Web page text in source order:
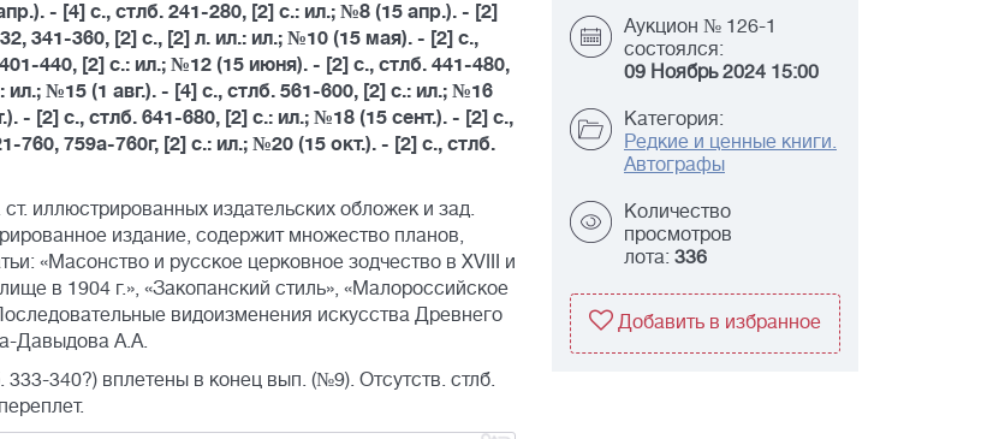
- [4] с., стлб. 241-280, [2] с.: ил.; №8 (15 апр.). - [2]
341-360, [2] с., [2] л. ил.: ил.; №10 (15 мая). - [2] с.,
440, [2] с.: ил.; №12 (15 июня). - [2] с., стлб. 441-480,
№15 (1 авг.). - [4] с., стлб. 561-600, [2] с.: ил.; №16
- [2] с., стлб. 641-680, [2] с.: ил.; №18 (15 сент.). - [2] с.,
760, 759а-760г, [2] с.: ил.; №20 (15 окт.). - [2] с., стлб.
иллюстрированных издательских обложек и зад.
издание, содержит множество планов,
«Масонство и русское церковное зодчество в XVIII и
в 1904 г.», «Закопанский стиль», «Малороссийское
видоизменения искусства Древнего
Давыдова А.А.
340?) вплетены в конец вып. (№9). Отсутств. стлб.
Аукцион № 126-1
состоялся:
09 Ноябрь 2024 15:00
Категория:
Редкие и ценные книги.
Автографы
Количество
просмотров
лота: 336
Добавить в избранное